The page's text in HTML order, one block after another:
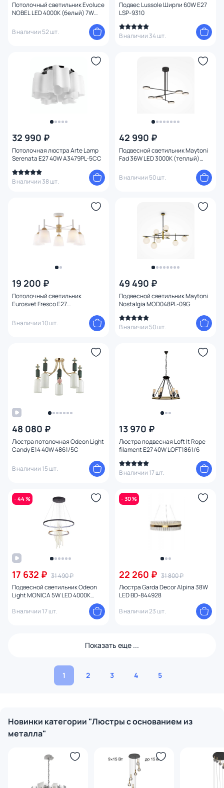
Потолочный светильник Evoluce
NOBEL LED 4000К (белый) 7W
В наличии 52 шт.
Подвес Lussole Ширли 60W E27
LSP-9310
В наличии 34 шт.
32 990 ₽
Потолочная люстра Arte Lamp
Serenata E27 40W A3479PL-5CC
В наличии 38 шт.
42 990 ₽
Подвесной светильник Maytoni
Fad 36W LED 3000К (теплый)
В наличии 50 шт.
19 200 ₽
Потолочный светильник
Eurosvet Fresco E27
В наличии 10 шт.
49 490 ₽
Подвесной светильник Maytoni
Nostalgia MOD048PL-09G
В наличии 50 шт.
48 080 ₽
Люстра потолочная Odeon Light
Candy E14 40W 4861/5C
В наличии 15 шт.
13 970 ₽
Люстра подвесная Loft It Rope
filament E27 40W LOFT1861/6
В наличии 17 шт.
- 44 %
17 632 ₽ 31 490 ₽
Подвесной светильник Odeon
Light MONICA 5W LED 4000К
В наличии 17 шт.
- 30 %
22 260 ₽ 31 800 ₽
Люстра Garda Decor Alpina 38W
LED BD-844928
В наличии 23 шт.
Показать еще ...
1 2 3 4 5
Новинки категории "Люстры с основанием из
металла"